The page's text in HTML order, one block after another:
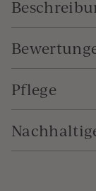
Pflege